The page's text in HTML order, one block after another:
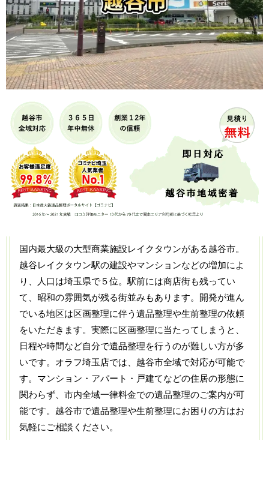
国内最大級の大型商業施設レイクタウンがある越谷市。
越谷レイクタウン駅の建設やマンションなどの増加によ
り、人口は埼玉県で５位。駅前には商店街も残ってい
て、昭和の雰囲気が残る街並みもあります。開発が進ん
でいる地区は区画整理に伴う遺品整理や生前整理の依頼
をいただきます。実際に区画整理に当たってしまうと、
日程や時間など自分で遺品整理を行うのが難しい方が多
いです。オラフ埼玉店では、越谷市全域で対応が可能で
す。マンション・アパート・戸建てなどの住居の形態に
関わらず、市内全域一律料金での遺品整理のご案内が可
能です。越谷市で遺品整理や生前整理にお困りの方はお
気軽にご相談ください。